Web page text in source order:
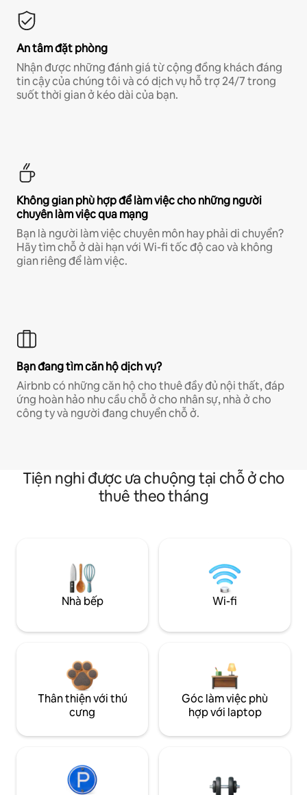
An tâm đặt phòng
Nhận được những đánh giá từ cộng đồng khách đáng
tin cậy của chúng tôi và có dịch vụ hỗ trợ 24/7 trong
suốt thời gian ở kéo dài của bạn.
Không gian phù hợp để làm việc cho những người
chuyên làm việc qua mạng
Bạn là người làm việc chuyên môn hay phải di chuyển?
Hãy tìm chỗ ở dài hạn với Wi-fi tốc độ cao và không
gian riêng để làm việc.
Bạn đang tìm căn hộ dịch vụ?
Airbnb có những căn hộ cho thuê đầy đủ nội thất, đáp
ứng hoàn hảo nhu cầu chỗ ở cho nhân sự, nhà ở cho
công ty và người đang chuyển chỗ ở.
Tiện nghi được ưa chuộng tại chỗ ở cho
thuê theo tháng
Nhà bếp Wi-fi
Thân thiện với thú
cưng
Góc làm việc phù
hợp với laptop